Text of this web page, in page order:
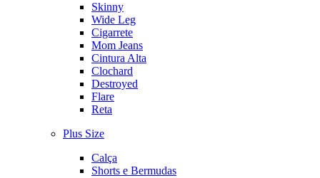
Skinny
Wide Leg
Cigarrete
Mom Jeans
Cintura Alta
Clochard
Destroyed
Flare
Reta
Plus Size
Calça
Shorts e Bermudas